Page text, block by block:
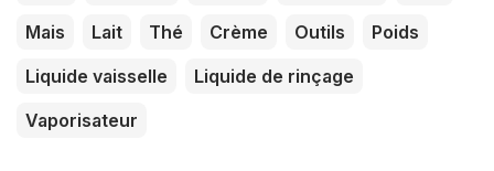
Mais
Lait Thé Crème Outils
Poids
Liquide vaisselle
Liquide de rinçage
Vaporisateur